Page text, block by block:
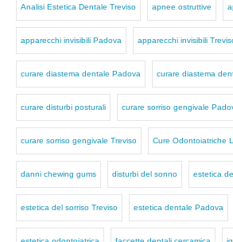
Analisi Estetica Dentale Treviso apnee ostruttive
apparecchi invisibili Padova apparecchi invisibili
curare diastema dentale Padova curare diastema
curare disturbi posturali curare sorriso gengivale
curare sorriso gengivale Treviso Cure Odontoiatriche
danni chewing gums disturbi del sonno estetica
estetica del sorriso Treviso estetica dentale Padova